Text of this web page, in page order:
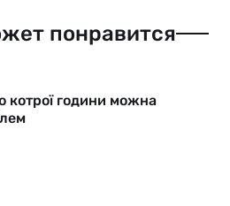
понравится
котрої години можна